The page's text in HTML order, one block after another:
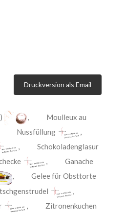
Druckversion als Email
Moulleux au
Nussfüllung
,
, Schokoladenglasur
, Ganache
, Gelee für Obsttorte
, Zitronenkuchen